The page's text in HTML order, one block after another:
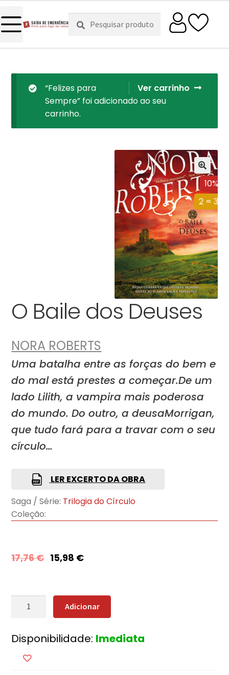
Pesquisar
por:
Pesquisa
Ver carrinho
“Felizes para
Sempre” foi adicionado ao seu
carrinho.
10%
2 = 3
O Baile dos Deuses
NORA ROBERTS
Uma batalha entre as forças do bem e
do mal está prestes a começar.De um
lado Lilith, a vampira mais poderosa
do mundo. Do outro, a deusaMorrigan,
que tudo fará para a travar com o seu
círculo…
LER EXCERTO DA OBRA
Saga / Série: Trilogia do Círculo
Coleção:
17,76€ 15,98 €
Quantidade
Baile
dos
Deuses
Adicionar
Disponibilidade: Imediata